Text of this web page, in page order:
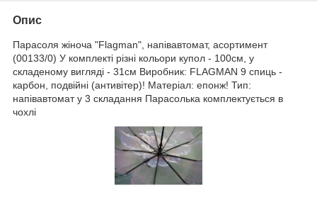
Опис
Парасоля жіноча "Flagman", напівавтомат, асортимент
(00133/0) У комплекті різні кольори купол - 100см, у
складеному вигляді - 31см Виробник: FLAGMAN 9 спиць -
карбон, подвійні (антивітер)! Матеріал: епонж! Тип:
напівавтомат у 3 складання Парасолька комплектується в
чохлі